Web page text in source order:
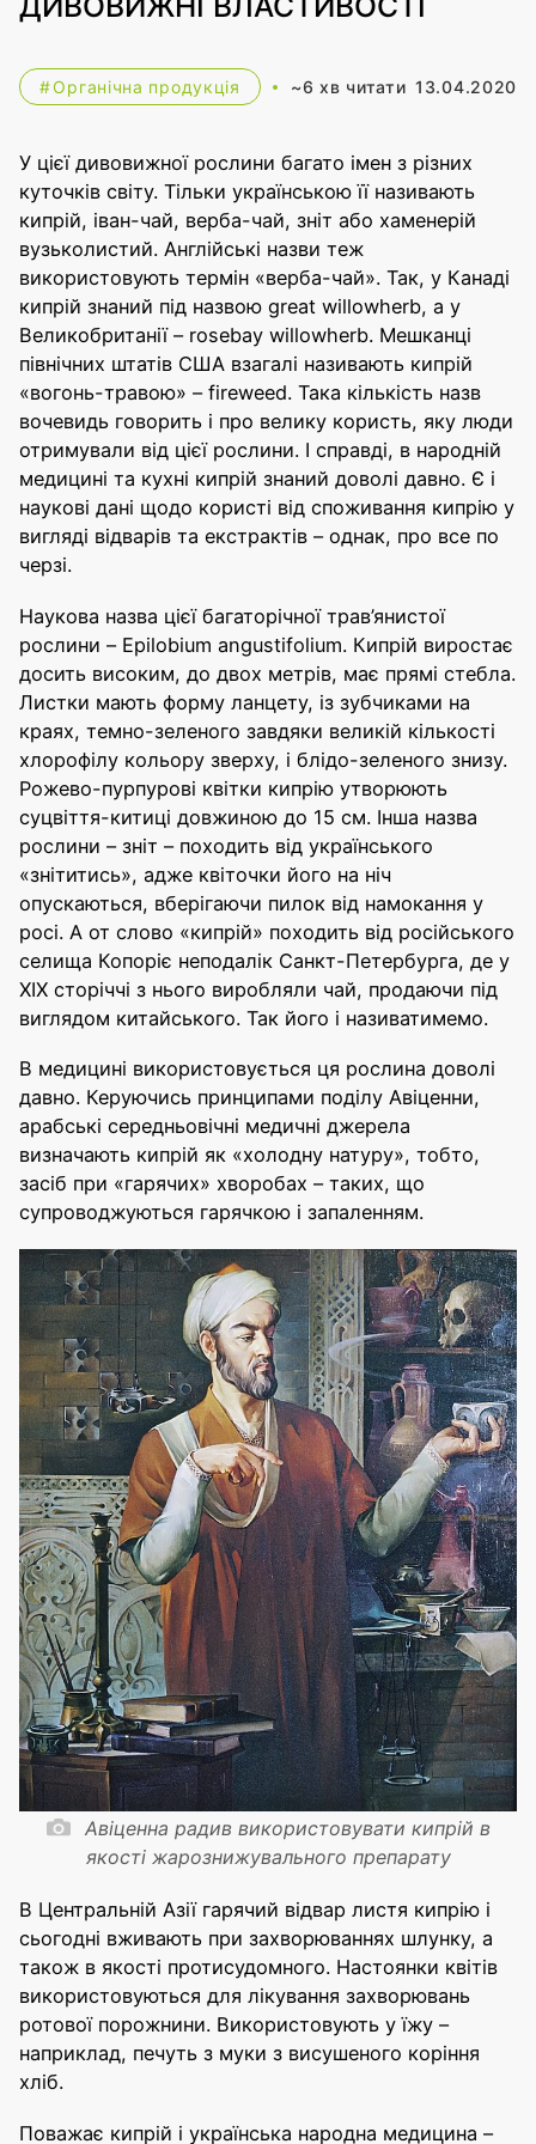
Органічна продукція 13.04.2020
У цієї дивовижної рослини багато імен з різних
куточків світу. Тільки українською її називають
кипрій, іван-чай, верба-чай, зніт або хаменерій
вузьколистий. Англійські назви теж
використовують термін «верба-чай». Так, у Канаді
кипрій знаний під назвою great willowherb, а у
Великобританії – rosebay willowherb. Мешканці
північних штатів США взагалі називають кипрій
«вогонь-травою» – fireweed. Така кількість назв
вочевидь говорить і про велику користь, яку люди
отримували від цієї рослини. І справді, в народній
медицині та кухні кипрій знаний доволі давно. Є і
наукові дані щодо користі від споживання кипрію у
вигляді відварів та екстрактів – однак, про все по
черзі.
Наукова назва цієї багаторічної трав’янистої
рослини – Epilobium angustifolium. Кипрій виростає
досить високим, до двох метрів, має прямі стебла.
Листки мають форму ланцету, із зубчиками на
краях, темно-зеленого завдяки великій кількості
хлорофілу кольору зверху, і блідо-зеленого знизу.
Рожево-пурпурові квітки кипрію утворюють
суцвіття-китиці довжиною до 15 см. Інша назва
рослини – зніт – походить від українського
«знітитись», адже квіточки його на ніч
опускаються, вберігаючи пилок від намокання у
росі. А от слово «кипрій» походить від російського
селища Копоріє неподалік Санкт-Петербурга, де у
XIX сторіччі з нього виробляли чай, продаючи під
виглядом китайського. Так його і називатимемо.
В медицині використовується ця рослина доволі
давно. Керуючись принципами поділу Авіценни,
арабські середньовічні медичні джерела
визначають кипрій як «холодну натуру», тобто,
засіб при «гарячих» хворобах – таких, що
супроводжуються гарячкою і запаленням.
Авіценна радив використовувати кипрій в
якості жарознижувального препарату
В Центральній Азії гарячий відвар листя кипрію і
сьогодні вживають при захворюваннях шлунку, а
також в якості протисудомного. Настоянки квітів
використовуються для лікування захворювань
ротової порожнини. Використовують у їжу –
наприклад, печуть з муки з висушеного коріння
хліб.
Поважає кипрій і українська народна медицина –